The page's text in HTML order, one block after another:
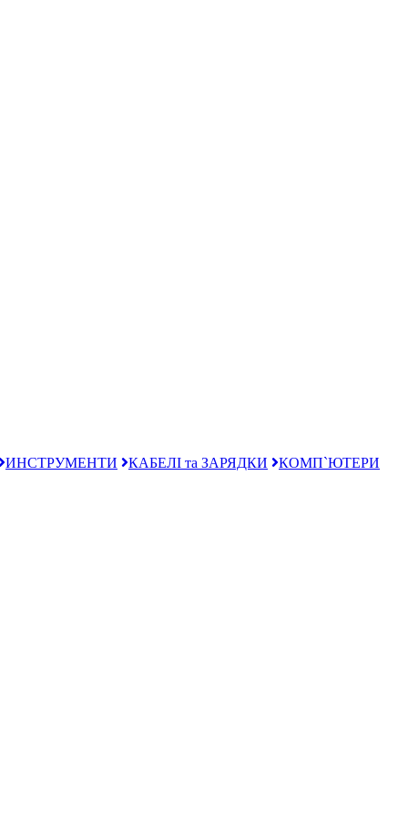
ИНСТРУМЕНТИ КАБЕЛІ та ЗАРЯДКИ КОМП`ЮТЕРИ